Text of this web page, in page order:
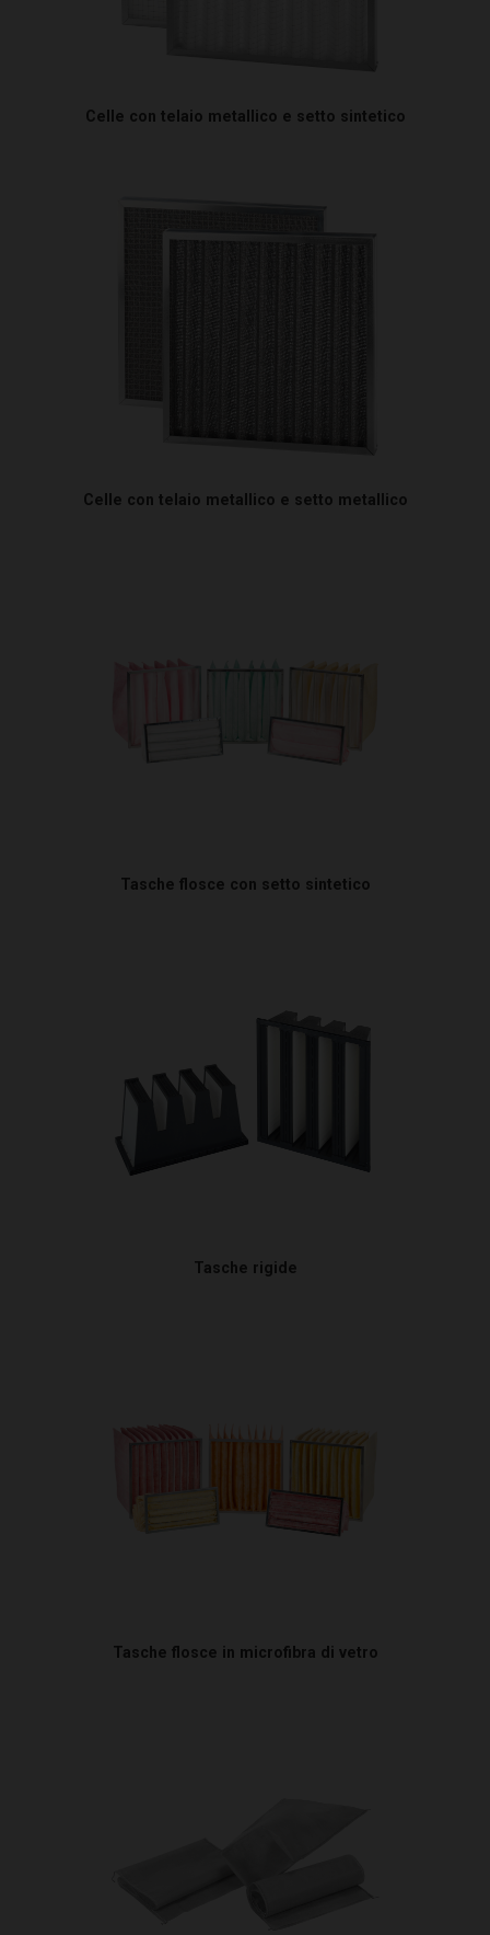
Celle con telaio metallico e setto sintetico
Celle con telaio metallico e setto metallico
Tasche flosce con setto sintetico
Tasche rigide
Tasche flosce in microfibra di vetro